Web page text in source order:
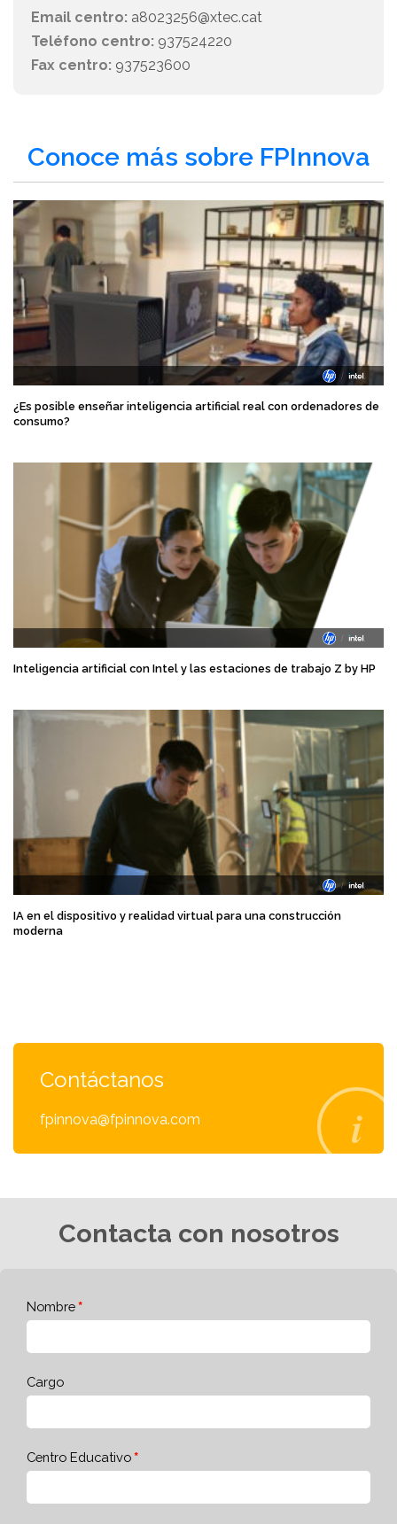
Email centro: a8023256@xtec.cat
Teléfono centro: 937524220
Fax centro: 937523600
Conoce más sobre FPInnova
¿Es posible enseñar inteligencia artificial real con ordenadores de
consumo?
Inteligencia artificial con Intel y las estaciones de trabajo Z by HP
IA en el dispositivo y realidad virtual para una construcción
moderna
Contáctanos
fpinnova@fpinnova.com
Contacta con nosotros
Nombre
Cargo
Centro Educativo